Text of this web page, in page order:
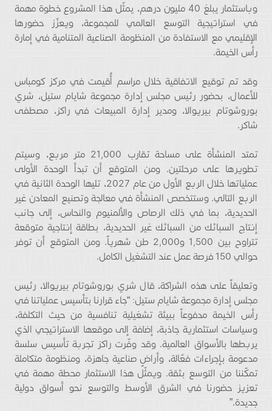
وباستثمار يبلغ 40 مليون درهم، يمثّل هذا المشروع خطوة مهمة
في استراتيجية التوسع العالمي للمجموعة، ويعزّز حضورها
الإقليمي مع الاستفادة من المنظومة الصناعية المتنامية في إمارة
رأس الخيمة.
وقد تم توقيع الاتفاقية خلال مراسم أُقيمت في مركز كومباس
للأعمال، بحضور رئيس مجلس إدارة مجموعة شايام ستيل، شري
بوروشوتام بيريوالا، ومدير إدارة المبيعات في راكز، مصطفى
شاكر.
تمتد المنشأة على مساحة تقارب 21,000 متر مربع، وسيتم
تطويرها على مرحلتين. ومن المتوقع أن تبدأ الوحدة الأولى
عملياتها خلال الربع الأول من عام 2027، تليها الوحدة الثانية في
الربع التالي. وستتخصص المنشأة في معالجة وتصنيع المعادن غير
الحديدية، بما في ذلك الرصاص والألمنيوم والنحاس، إلى جانب
إنتاج السبائك من السبائك غير الحديدية، بطاقة إنتاجية متوقعة
تتراوح بين 1,500 و2,000 طن شهرياً. ومن المتوقع أن توفر
حوالي 150 فرصة عمل عند التشغيل الكامل.
وتعليقاً على هذه الشراكة، قال شري بوروشوتام بيريوالا، رئيس
مجلس إدارة مجموعة شايام ستيل: “جاء قرارنا بتأسيس عملياتنا في
رأس الخيمة مدفوعاً ببيئة تشغيلية تنافسية من حيث التكلفة،
وسياسات استثمارية جاذبة، إضافة إلى موقعها الاستراتيجي الذي
يربطها بالأسواق العالمية. وقد وفّرت راكز تجربة تأسيس سلسة
مدعومة بإجراءات فعّالة، وأراضٍ صناعية جاهزة، ومنظومة متكاملة
تمكّننا من التوسع بثقة. ويمثّل هذا الاستثمار محطة مهمة في
تعزيز حضورنا في الشرق الأوسط والتوسع نحو أسواق دولية
جديدة.”